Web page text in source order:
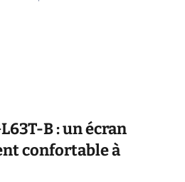
B : un écran
confortable à